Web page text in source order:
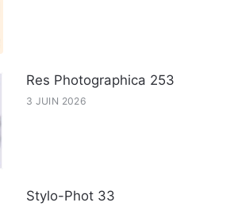
Res Photographica 253
3 JUIN 2026
Stylo-Phot 33